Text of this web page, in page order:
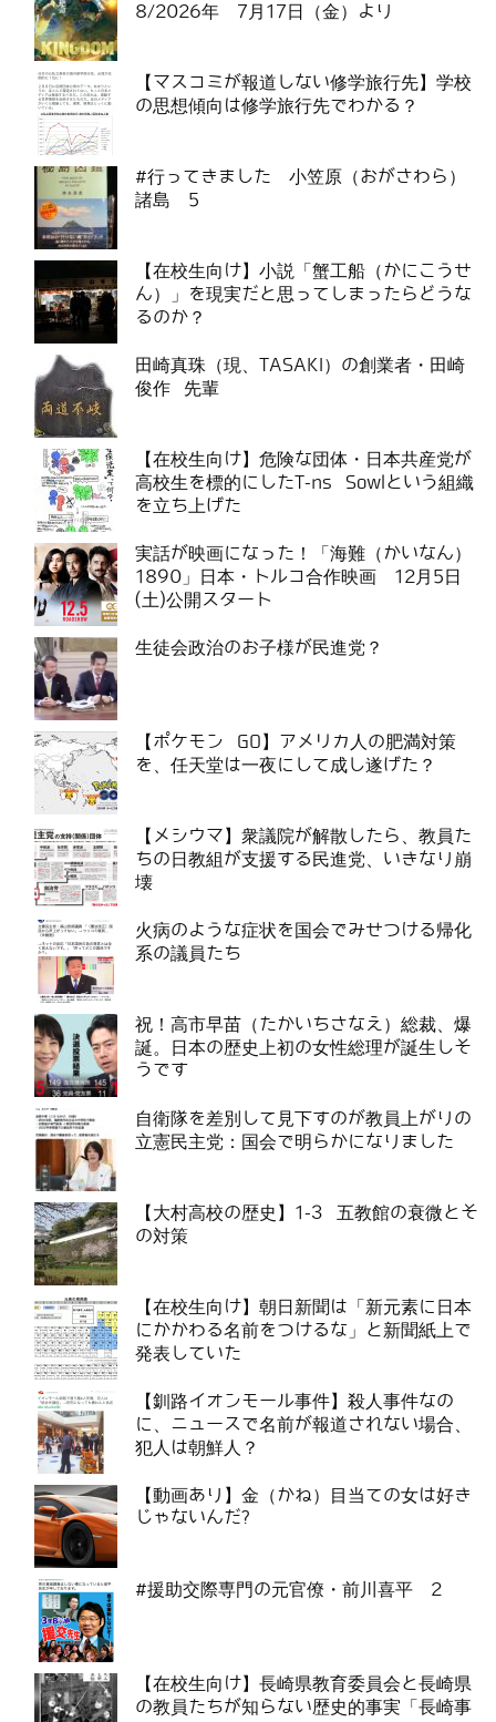
8/2026年 7月17日（金）より
【マスコミが報道しない修学旅行先】学校
の思想傾向は修学旅行先でわかる？
#行ってきました 小笠原（おがさわら）
諸島 5
【在校生向け】小説「蟹工船（かにこうせ
ん）」を現実だと思ってしまったらどうな
るのか？
田崎真珠（現、TASAKI）の創業者・田崎
俊作 先輩
【在校生向け】危険な団体・日本共産党が
高校生を標的にしたT-ns Sowlという組織
を立ち上げた
実話が映画になった！「海難（かいなん）
1890」日本・トルコ合作映画 12月5日
(土)公開スタート
生徒会政治のお子様が民進党？
【ポケモン GO】アメリカ人の肥満対策
を、任天堂は一夜にして成し遂げた？
【メシウマ】衆議院が解散したら、教員た
ちの日教組が支援する民進党、いきなり崩
壊
火病のような症状を国会でみせつける帰化
系の議員たち
祝！高市早苗（たかいちさなえ）総裁、爆
誕。日本の歴史上初の女性総理が誕生しそ
うです
自衛隊を差別して見下すのが教員上がりの
立憲民主党：国会で明らかになりました
【大村高校の歴史】1-3 五教館の衰微とそ
の対策
【在校生向け】朝日新聞は「新元素に日本
にかかわる名前をつけるな」と新聞紙上で
発表していた
【釧路イオンモール事件】殺人事件なの
に、ニュースで名前が報道されない場合、
犯人は朝鮮人？
【動画あり】金（かね）目当ての女は好き
じゃないんだ?
#援助交際専門の元官僚・前川喜平 2
【在校生向け】長崎県教育委員会と長崎県
の教員たちが知らない歴史的事実「長崎事